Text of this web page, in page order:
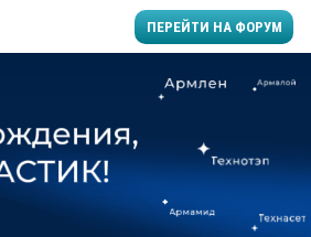
ПЕРЕЙТИ НА ФОРУМ
пластмасс
ситуацией на